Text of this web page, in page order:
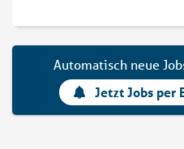
Automatisch neue
Jetzt Jobs per